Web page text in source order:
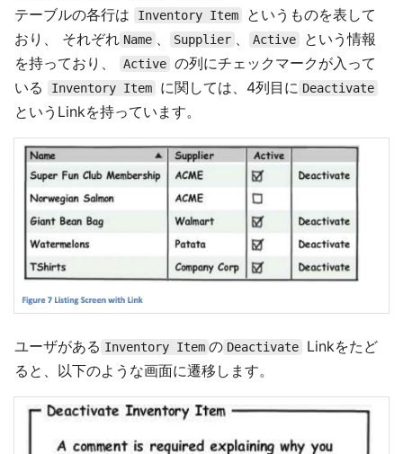
テーブルの各行は
Inventory Item
というものを表して
おり、 それぞれ Name 、 Supplier 、 Active
という情報
を持っており、
Active の列にチェックマークが入って
いる
Inventory Item に関しては、4列目に Deactivate
というLinkを持っています。
ユーザがある Inventory Item の Deactivate
Linkをたど
ると、以下のような画面に遷移します。